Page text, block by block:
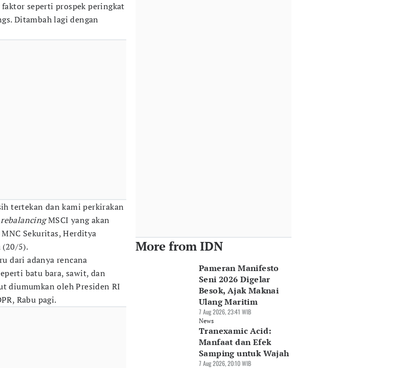
seperti prospek peringkat
Ditambah lagi dengan
tertekan dan kami perkirakan
rebalancingMSCI yang akan
Sekuritas, Herditya
(20/5).
dari adanya rencana
batu bara, sawit, dan
diumumkan oleh Presiden RI
Rabu pagi.
More from IDN
Pameran Manifesto
Seni 2026 Digelar
Besok, Ajak Maknai
Ulang Maritim
7 Aug 2026, 23:41 WIB
News
Tranexamic Acid:
Manfaat dan Efek
Samping untuk Wajah
7 Aug 2026, 20:10 WIB